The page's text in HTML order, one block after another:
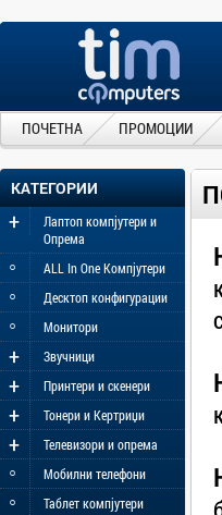
ПОЧЕТНА ПРОМОЦИИ
КАТЕГОРИИ
Лаптоп компјутери и
Опрема
+
ALL In One Компјутери
◦
Десктоп конфигурации
◦
Монитори
◦
Звучници
+
Принтери и скенери
+
Тонери и Кертриџи
+
Телевизори и опрема
+
Мобилни телефони
◦
Таблет компјутери
◦